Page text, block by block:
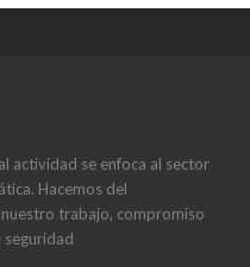
actividad se enfoca al sector
Hacemos del
trabajo, compromiso
seguridad